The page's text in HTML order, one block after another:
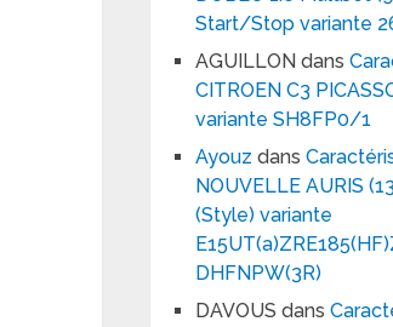
Start/Stop variante
AGUILLON dans
CITROEN C3
variante SH8FP0/1
Ayouz dans
NOUVELLE AURIS
(Style) variante
DHFNPW(3R)
DAVOUS dans